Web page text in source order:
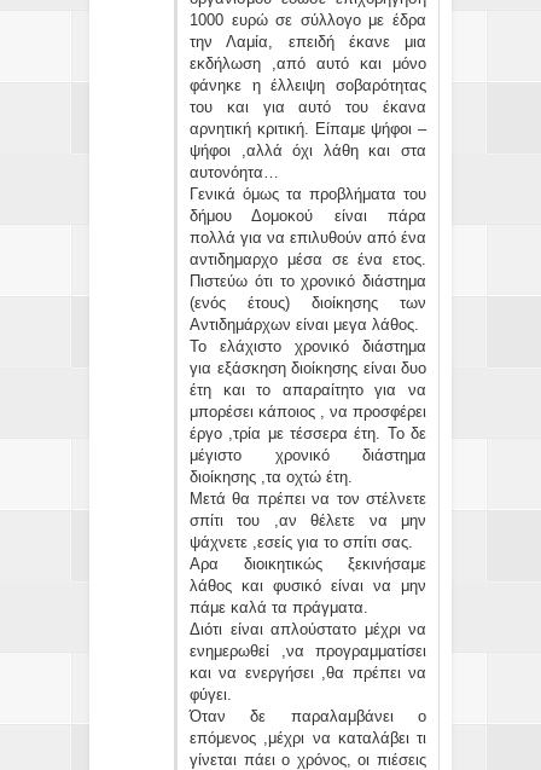
1000 ευρώ σε σύλλογο με έδρα
την Λαμία, επειδή έκανε μια
εκδήλωση ,από αυτό και μόνο
φάνηκε η έλλειψη σοβαρότητας
του και για αυτό του έκανα
αρνητική κριτική. Είπαμε ψήφοι –
ψήφοι ,αλλά όχι λάθη και στα
αυτονόητα…
Γενικά όμως τα προβλήματα του
δήμου Δομοκού είναι πάρα
πολλά για να επιλυθούν από ένα
αντιδημαρχο μέσα σε ένα ετος.
Πιστεύω ότι το χρονικό διάστημα
(ενός έτους) διοίκησης των
Αντιδημάρχων είναι μεγα λάθος.
Το ελάχιστο χρονικό διάστημα
για εξάσκηση διοίκησης είναι δυο
έτη και το απαραίτητο για να
μπορέσει κάποιος , να προσφέρει
έργο ,τρία με τέσσερα έτη. Το δε
μέγιστο χρονικό διάστημα
διοίκησης ,τα οχτώ έτη.
Μετά θα πρέπει να τον στέλνετε
σπίτι του ,αν θέλετε να μην
ψάχνετε ,εσείς για το σπίτι σας.
Αρα διοικητικώς ξεκινήσαμε
λάθος και φυσικό είναι να μην
πάμε καλά τα πράγματα.
Διότι είναι απλούστατο μέχρι να
ενημερωθεί ,να προγραμματίσει
και να ενεργήσει ,θα πρέπει να
φύγει.
Όταν δε παραλαμβάνει ο
επόμενος ,μέχρι να καταλάβει τι
γίνεται πάει ο χρόνος, οι πιέσεις